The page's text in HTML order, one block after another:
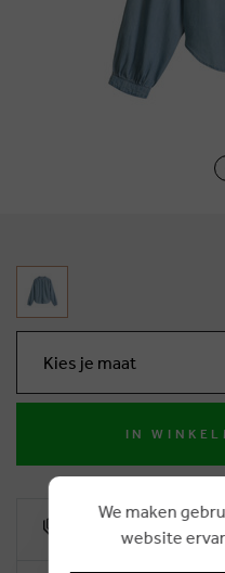
Kies je maat
IN
10% klantenkorting
We maken
website